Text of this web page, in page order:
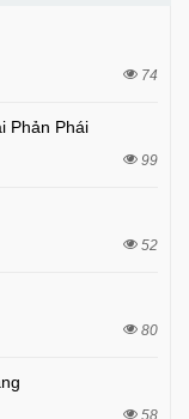
74
Phản Phái
99
52
80
58